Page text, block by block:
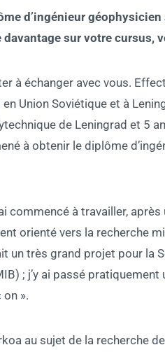
d’ingénieur
sur votre cursus,
à échanger avec vous.
Union Soviétique et à
de Leningrad et 5
à obtenir le diplôme
commencé à travailler,
orienté vers la recherche
un très grand projet pour la
; j’y ai passé pratiquement
».
au sujet de la recherche